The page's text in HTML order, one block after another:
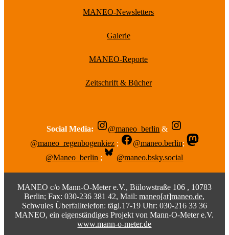
MANEO-Newsletters
Galerie
MANEO-Reporte
Zeitschrift & Bücher
Social Media: @maneo_berlin &
@maneo_regenbogenkiez ; @maneo.berlin;
@Maneo_berlin ; @maneo.bsky.social
MANEO c/o Mann-O-Meter e.V., Bülowstraße 106 , 10783
Berlin; Fax: 030-236 381 42, Mail:maneo[at]maneo.de,
Schwules Überfalltelefon: tägl.17-19 Uhr: 030-216 33 36
MANEO, ein eigenständiges Projekt von Mann-O-Meter e.V.
www.mann-o-meter.de